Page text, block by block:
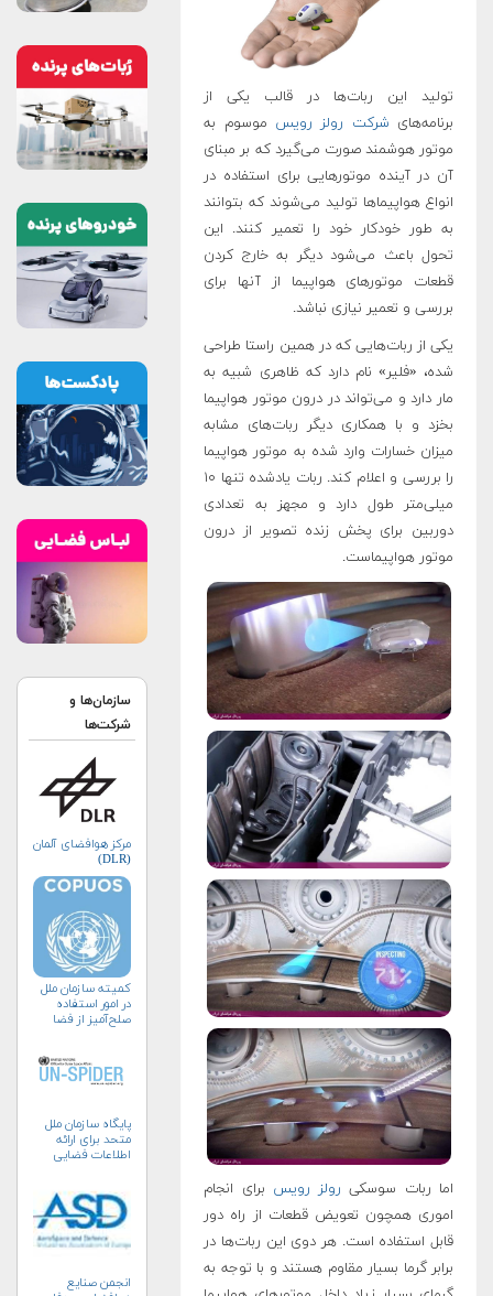
تولید این ربات‌ها در قالب یکی از
برنامه‌های شرکت رولز رویس موسوم به
موتور هوشمند صورت می‌گیرد که بر مبنای
آن در آینده موتورهایی برای استفاده در
انواع هواپیماها تولید می‌شوند که بتوانند
به طور خودکار خود را تعمیر کنند. این
تحول باعث می‌شود دیگر به خارج کردن
قطعات موتورهای هواپیما از آنها برای
بررسی و تعمیر نیازی نباشد.
یکی از ربات‌هایی که در همین راستا طراحی
شده، «فلیر» نام دارد که ظاهری شبیه به
مار دارد و می‌تواند در درون موتور هواپیما
بخزد و با همکاری دیگر ربات‌های مشابه
میزان خسارات وارد شده به موتور هواپیما
را بررسی و اعلام کند. ربات یادشده تنها ۱۰
میلی‌متر طول دارد و مجهز به تعدادی
دوربین برای پخش زنده تصویر از درون
موتور هواپیماست.
اما ربات سوسکی رولز رویس برای انجام
اموری همچون تعویض قطعات از راه دور
قابل استفاده است. هر دوی این ربات‌ها در
برابر گرما بسیار مقاوم هستند و با توجه به
سازمان‌ها و
شرکت‌ها
مرکز هوافضای آلمان
(DLR)
کمیته سازمان ملل
در امور استفاده
صلح‌آمیز از فضا
پایگاه سازمان ملل
متحد برای ارائه
اطلاعات فضایی
اضطراری (UN-
SPIDER)
انجمن صنايع